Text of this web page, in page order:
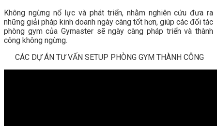
Không ngừng nổ lực và phát triển, nhằm nghiên cứu đưa ra
những giải pháp kinh doanh ngày càng tốt hơn, giúp các đối tác
phòng gym của Gymaster sẽ ngày càng pháp triển và thành
công không ngừng.
CÁC DỰ ÁN TƯ VẤN SETUP PHÒNG GYM THÀNH CÔNG